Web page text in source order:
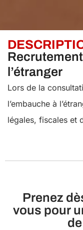
l’étranger
Lors de la
l’embauche à
légales, fiscales et
Prenez
vous pour